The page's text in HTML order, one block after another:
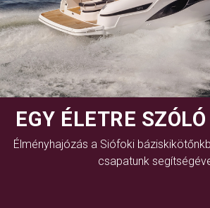
EGY ÉLETRE
Élményhajózás a Siófoki
csapatunk